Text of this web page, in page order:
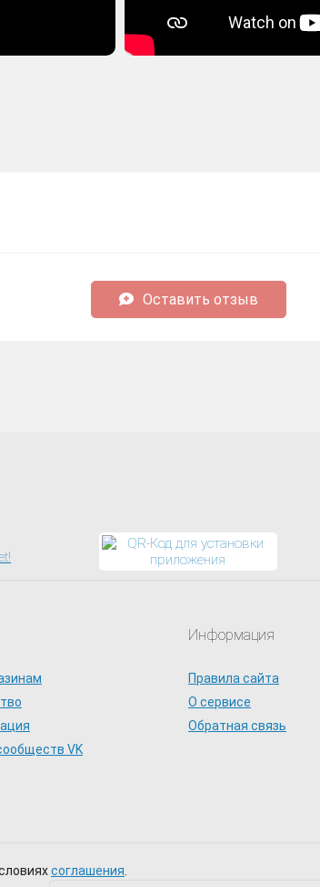
Оставить отзыв
VK
Информация
Правила сайта
О сервисе
Обратная связь
соглашения